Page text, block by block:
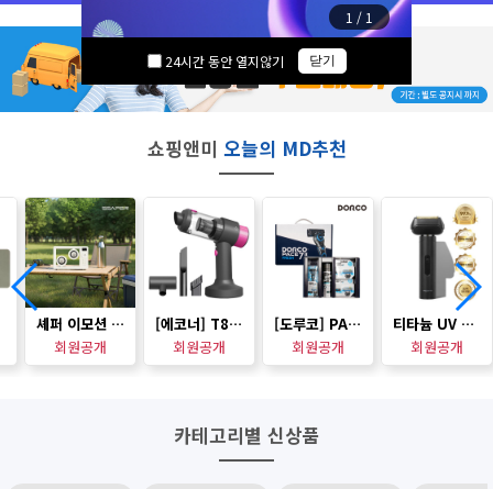
1 / 1
24시간 동안 열지않기 닫기
쇼핑앤미 오늘의 MD추천
셰퍼 이모션 블루투스 스피커 (무드등겸용) SS-J5061
회원공개
[에코너] T8 핸디형 PMDC 에어건 겸용 무선 진공 청소기 (노즐포함)
회원공개
[도루코] PACE7 II 프레쉬 특판기획세트 1호
회원공개
티타늄 UV 살균 면도기
회원공개
카테고리별 신상품